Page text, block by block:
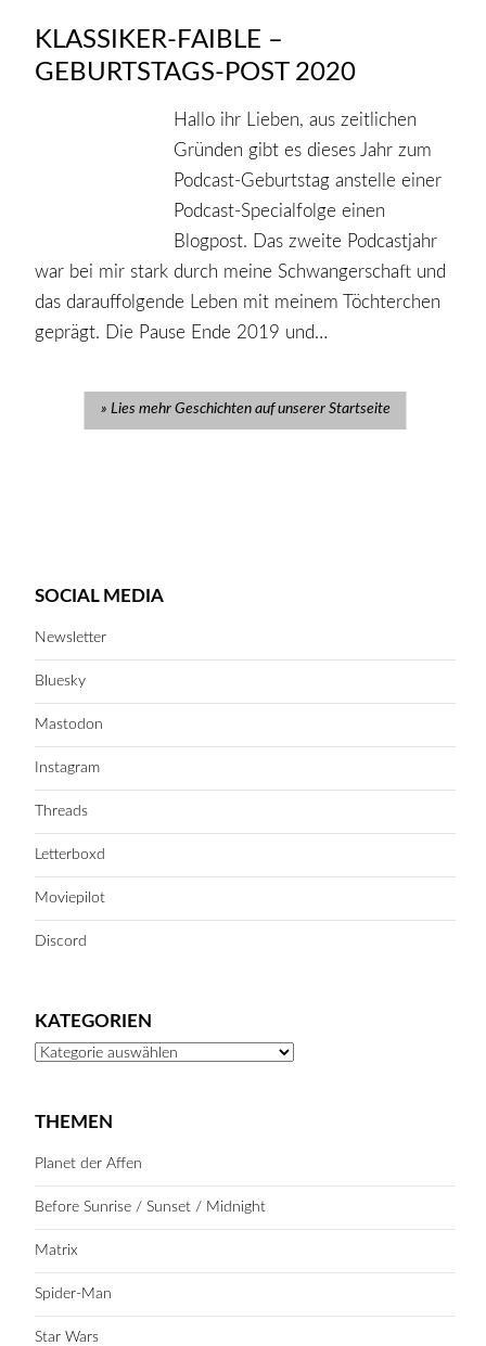
KLASSIKER-FAIBLE –
GEBURTSTAGS-POST 2020
Hallo ihr Lieben, aus zeitlichen
Gründen gibt es dieses Jahr zum
Podcast-Geburtstag anstelle einer
Podcast-Specialfolge einen
Blogpost. Das zweite Podcastjahr
war bei mir stark durch meine Schwangerschaft und
das darauffolgende Leben mit meinem Töchterchen
geprägt. Die Pause Ende 2019 und…
Lies mehr Geschichten auf unserer Startseite
SOCIAL MEDIA
Newsletter
Bluesky
Mastodon
Instagram
Threads
Letterboxd
Moviepilot
Discord
KATEGORIEN
Kategorien
THEMEN
Planet der Affen
Before Sunrise / Sunset / Midnight
Matrix
Spider-Man
Star Wars